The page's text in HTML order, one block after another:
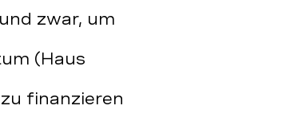
zwar, um
(Haus
finanzieren